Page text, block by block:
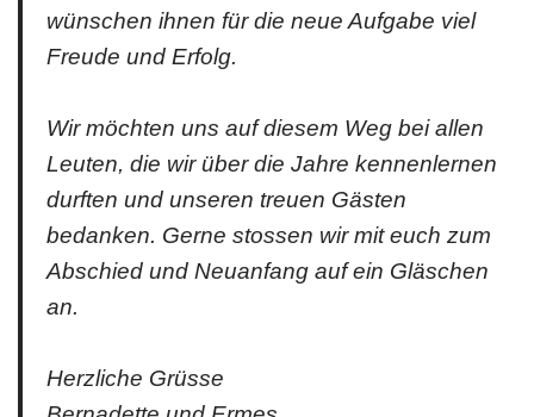
wünschen ihnen für die neue Aufgabe viel
Freude und Erfolg.
Wir möchten uns auf diesem Weg bei allen
Leuten, die wir über die Jahre kennenlernen
durften und unseren treuen Gästen
bedanken. Gerne stossen wir mit euch zum
Abschied und Neuanfang auf ein Gläschen
an.
Herzliche Grüsse